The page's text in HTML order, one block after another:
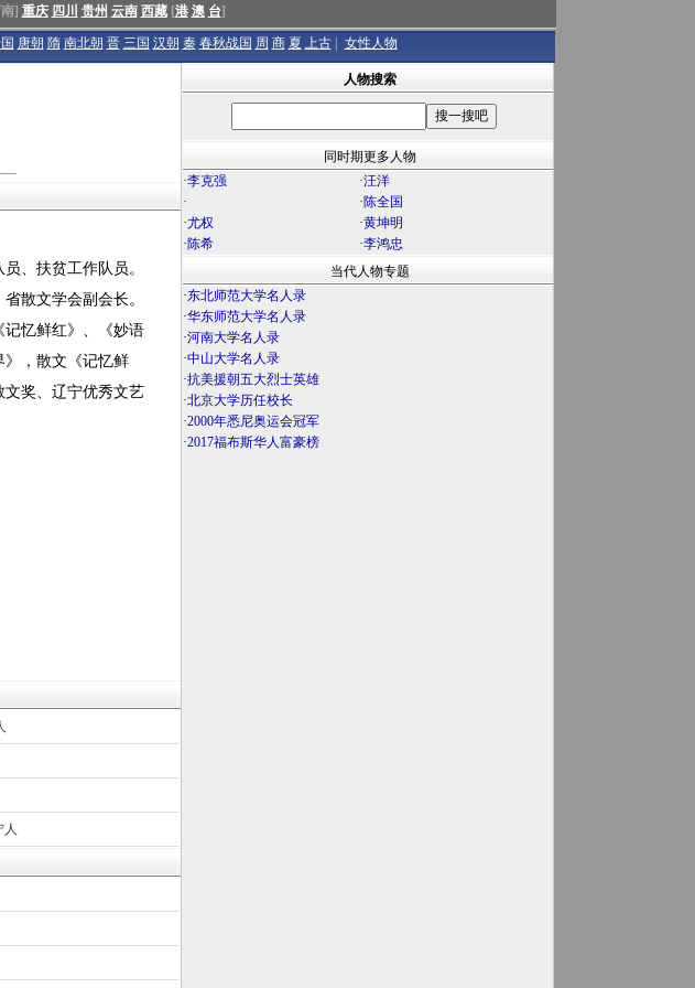
] 重庆 四川 贵州 云南 西藏[港 澳 台]
唐朝 隋 南北朝 晋 三国 汉朝 秦 春秋战国 周 商 夏 上古 女性人物
、扶贫工作队员。
散文学会副会长。
记忆鲜红》、《妙语
》，散文《记忆鲜
文奖、辽宁优秀文艺
人
人物搜索
同时期更多人物
·李克强 ·汪洋
·
·陈全国
·尤权 ·黄坤明
·陈希 ·李鸿忠
当代人物专题
·东北师范大学名人录
·华东师范大学名人录
·河南大学名人录
·中山大学名人录
·抗美援朝五大烈士英雄
·北京大学历任校长
·2000年悉尼奥运会冠军
·2017福布斯华人富豪榜